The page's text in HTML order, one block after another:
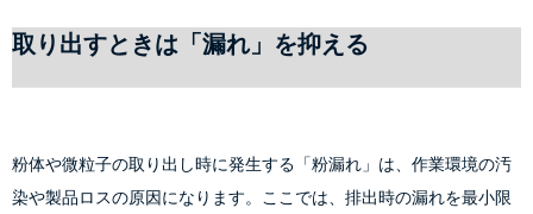
取り出すときは「漏れ」を抑える
粉体や微粒子の取り出し時に発生する「粉漏れ」は、作業環境の汚
染や製品ロスの原因になります。ここでは、排出時の漏れを最小限